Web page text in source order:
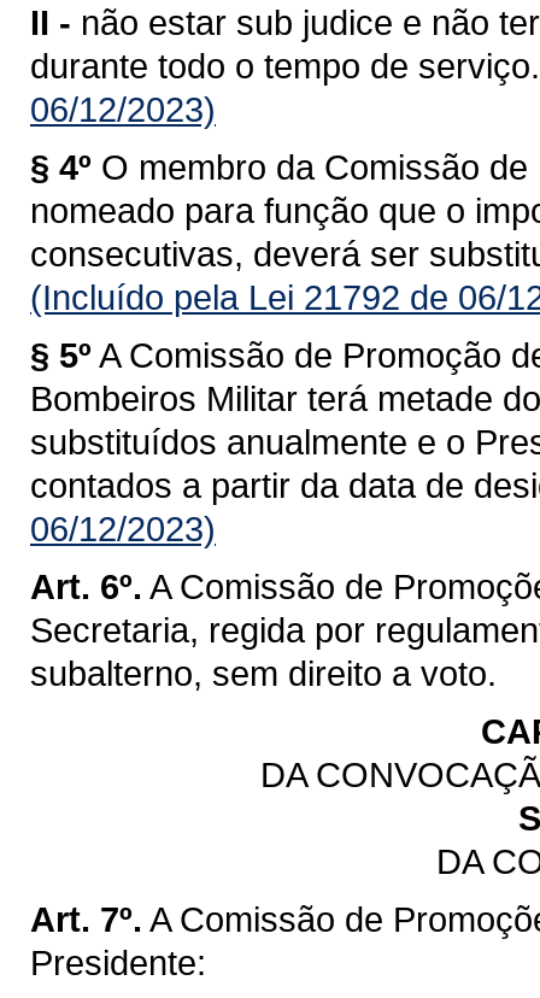
II - não estar sub judice e não
durante todo o tempo de serviço.
06/12/2023)
§ 4º O membro da Comissão
nomeado para função que o
consecutivas, deverá ser
(Incluído pela Lei 21792 de 06/
§ 5º A Comissão de Promoção
Bombeiros Militar terá metade
substituídos anualmente e o
contados a partir da data de
06/12/2023)
Art. 6º. A Comissão de
Secretaria, regida por
subalterno, sem direito a voto.
DA
DA
Art. 7º. A Comissão de
Presidente: